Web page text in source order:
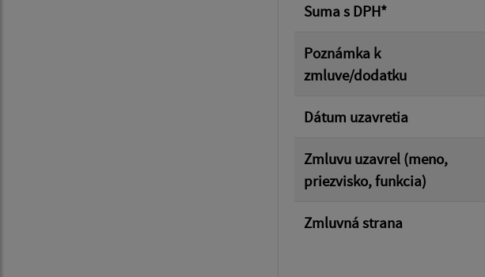
Suma s DPH*
Poznámka k
zmluve/dodatku
Dátum uzavretia
Zmluvu uzavrel (meno,
priezvisko, funkcia)
Zmluvná strana